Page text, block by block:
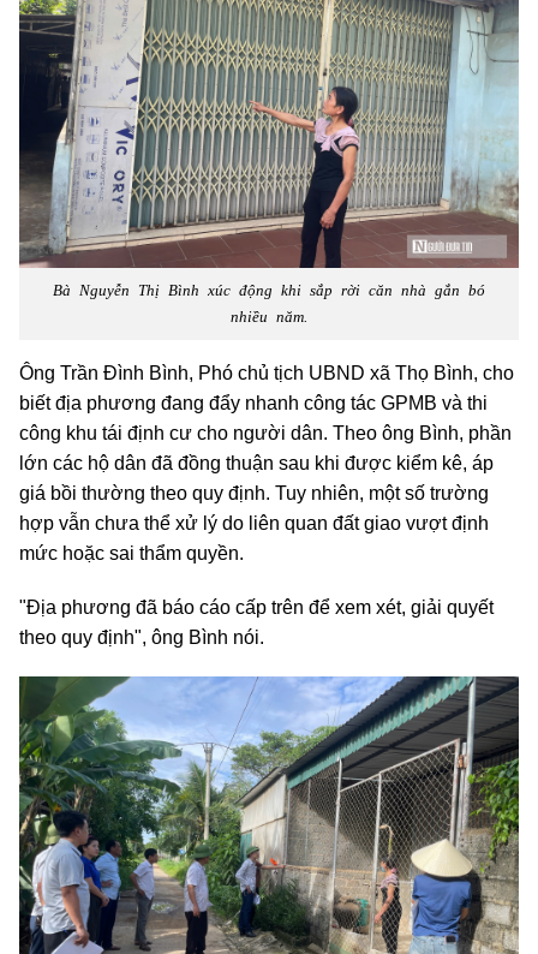
Bà Nguyễn Thị Bình xúc động khi sắp rời căn nhà gắn bó
nhiều năm.
Ông Trần Đình Bình, Phó chủ tịch UBND xã Thọ Bình, cho
biết địa phương đang đẩy nhanh công tác GPMB và thi
công khu tái định cư cho người dân. Theo ông Bình, phần
lớn các hộ dân đã đồng thuận sau khi được kiểm kê, áp
giá bồi thường theo quy định. Tuy nhiên, một số trường
hợp vẫn chưa thể xử lý do liên quan đất giao vượt định
mức hoặc sai thẩm quyền.
"Địa phương đã báo cáo cấp trên để xem xét, giải quyết
theo quy định", ông Bình nói.